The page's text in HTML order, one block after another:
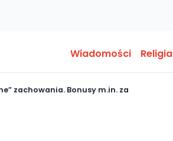
Wiadomości Religia
zachowania. Bonusy m.in. za